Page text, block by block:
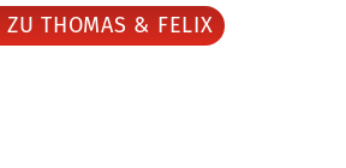
ZU THOMAS & FELIX